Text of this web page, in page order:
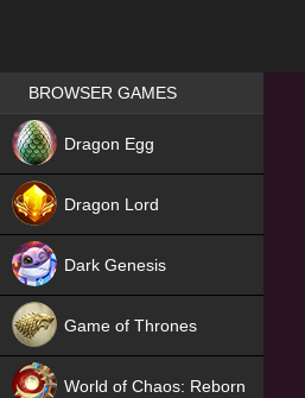
Games place
BROWSER GAMES
Dragon Egg
Dragon Lord
Dark Genesis
Game of Thrones
World of Chaos: Reborn